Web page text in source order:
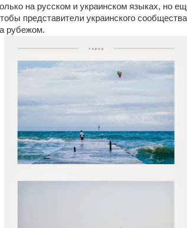
на русском и украинском языках, но
представители украинского
рубежом.